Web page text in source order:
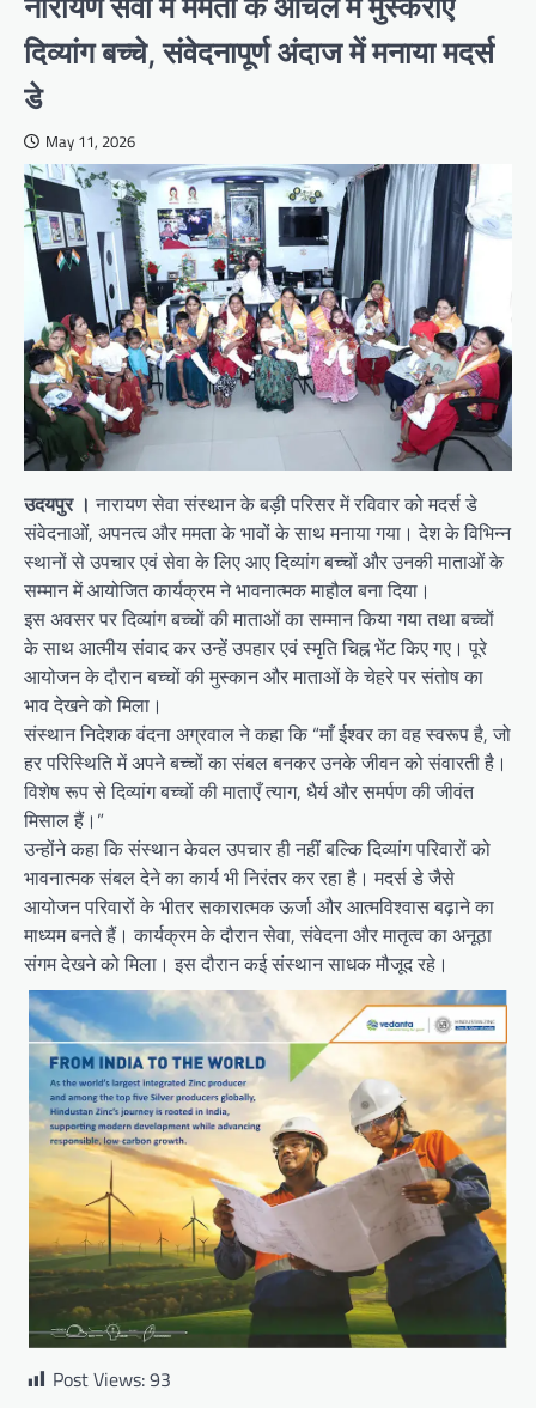
दिव्यांग बच्चे, संवेदनापूर्ण अंदाज में मनाया मदर्स
डे
May 11, 2026
उदयपुर । नारायण सेवा संस्थान के बड़ी परिसर में रविवार को मदर्स डे
संवेदनाओं, अपनत्व और ममता के भावों के साथ मनाया गया। देश के विभिन्न
स्थानों से उपचार एवं सेवा के लिए आए दिव्यांग बच्चों और उनकी माताओं के
सम्मान में आयोजित कार्यक्रम ने भावनात्मक माहौल बना दिया।
इस अवसर पर दिव्यांग बच्चों की माताओं का सम्मान किया गया तथा बच्चों
के साथ आत्मीय संवाद कर उन्हें उपहार एवं स्मृति चिह्न भेंट किए गए। पूरे
आयोजन के दौरान बच्चों की मुस्कान और माताओं के चेहरे पर संतोष का
भाव देखने को मिला।
संस्थान निदेशक वंदना अग्रवाल ने कहा कि “माँ ईश्वर का वह स्वरूप है, जो
हर परिस्थिति में अपने बच्चों का संबल बनकर उनके जीवन को संवारती है।
विशेष रूप से दिव्यांग बच्चों की माताएँ त्याग, धैर्य और समर्पण की जीवंत
मिसाल हैं।”
उन्होंने कहा कि संस्थान केवल उपचार ही नहीं बल्कि दिव्यांग परिवारों को
भावनात्मक संबल देने का कार्य भी निरंतर कर रहा है। मदर्स डे जैसे
आयोजन परिवारों के भीतर सकारात्मक ऊर्जा और आत्मविश्वास बढ़ाने का
माध्यम बनते हैं। कार्यक्रम के दौरान सेवा, संवेदना और मातृत्व का अनूठा
संगम देखने को मिला। इस दौरान कई संस्थान साधक मौजूद रहे।
Post Views:93